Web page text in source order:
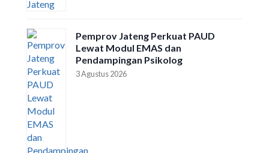
Pemprov Jateng Perkuat PAUD
Lewat Modul EMAS dan
Pendampingan Psikolog
3 Agustus 2026